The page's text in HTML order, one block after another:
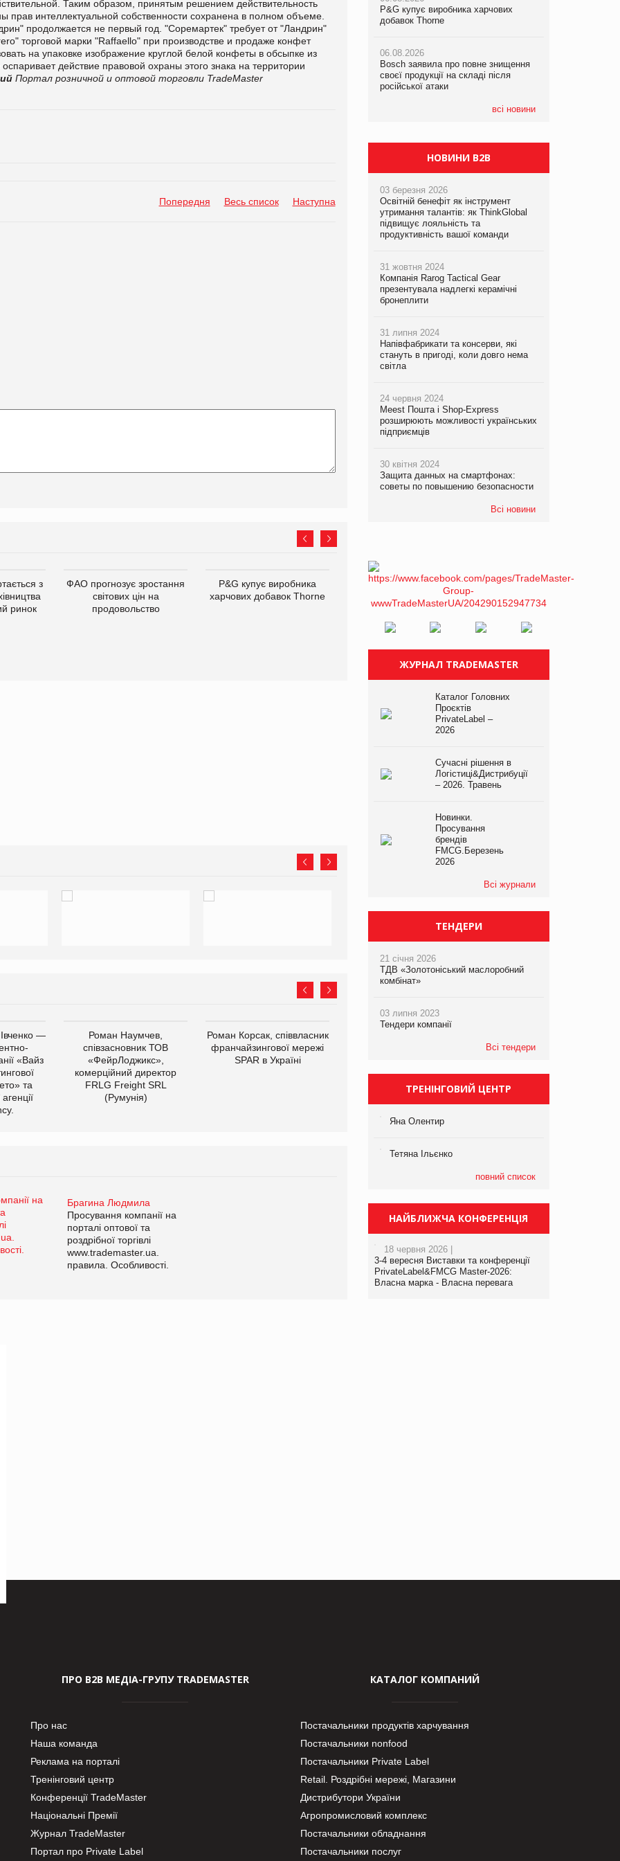
Таким образом, принятым решением действительность
интеллектуальной собственности сохранена в полном объеме.
продолжается не первый год. "Соремартек" требует от "Ландрин"
торговой марки "Raffaello" при производстве и продаже конфет
на упаковке изображение круглой белой конфеты в обсыпке из
действие правовой охраны этого знака на территории
Портал розничной и оптовой торговли TradeMaster
Попередня Весь список Наступна
з
ринок
ФАО прогнозує зростання
світових цін на
продовольство
P&G купує виробника
харчових добавок Thorne
Bosch заявила про повне
знищення своєї продукції
на складі після російської
Смачна новинка для
з’явилися паучі Varto Paw
expert від власної ТМ
—
«Вайз
та
Роман Наумчев,
співзасновник ТОВ
«ФейрЛоджикс»,
комерційний директор
FRLG Freight SRL
(Румунія)
Роман Корсак, співвласник
франчайзингової мережі
SPAR в Україні
виробництва
компанії «УкраМарин»
Брагина Людмила
Просування компанії на
порталі оптової та
роздрібної торгівлі
www.trademaster.ua.
правила. Особливості.
Брагина Людмила
Просування компанії на
www.trademaster.ua.
правила. Особливості.
P&G купує виробника харчових
добавок Thorne
06.08.2026
Bosch заявила про повне знищення
своєї продукції на складі після
російської атаки
всі новини
P&G купує виробника харчових
добавок Thorne
06.08.2026
Bosch заявила про повне знищення
своєї продукції на складі після
російської атаки
P&G купує виробника харчових
добавок Thorne
06.08.2026
Bosch заявила про повне знищення
своєї продукції на складі після
російської атаки
НОВИНИ B2B
03 березня 2026
Освітній бенефіт як інструмент
утримання талантів: як ThinkGlobal
підвищує лояльність та
продуктивність вашої команди
31 жовтня 2024
Компанія Rarog Tactical Gear
презентувала надлегкі керамічні
бронеплити
31 липня 2024
Напівфабрикати та консерви, які
стануть в пригоді, коли довго нема
світла
24 червня 2024
Meest Пошта і Shop-Express
розширюють можливості українських
підприємців
30 квітня 2024
Защита данных на смартфонах:
советы по повышению безопасности
Всі новини
ЖУРНАЛ TRADEMASTER
Каталог Головних
Проєктів
PrivateLabel –
2026
Сучасні рішення в
Логістиці&Дистрибуції
– 2026. Травень
Новинки.
Просування
брендів
FMCG.Березень
2026
Всі журнали
ТЕНДЕРИ
21 січня 2026
ТДВ «Золотоніський маслоробний
комбінат»
03 липня 2023
Тендери компанії
Всі тендери
ТРЕНІНГОВИЙ ЦЕНТР
Яна Олентир
Тетяна Ільєнко
повний список
НАЙБЛИЖЧА КОНФЕРЕНЦІЯ
18 червня 2026 |
3-4 вересня Виставки та конференції
PrivateLabel&FMCG Master-2026:
Власна марка - Власна перевага
ПРО В2В МЕДІА-ГРУПУ TRADEMASTER
Про нас
Наша команда
Реклама на порталі
Тренінговий центр
Конференції TradeMaster
Національні Премії
Журнал TradeMaster
Портал про Private Label
КАТАЛОГ КОМПАНИЙ
Постачальники продуктів харчування
Постачальники nonfood
Постачальники Private Label
Retail. Роздрібні мережі, Магазини
Дистрибутори України
Агропромисловий комплекс
Постачальники обладнання
Постачальники послуг